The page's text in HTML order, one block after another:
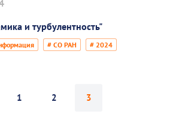
и турбулентность"
# СО РАН # 2024
1 2 3